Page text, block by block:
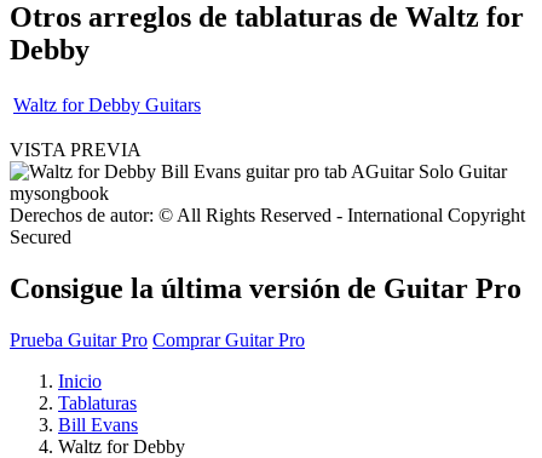
Otros arreglos de tablaturas de Waltz for
Debby
Waltz for Debby Guitars
VISTA PREVIA
Derechos de autor: © All Rights Reserved - International Copyright
Secured
Consigue la última versión de Guitar Pro
Prueba Guitar Pro Comprar Guitar Pro
Inicio
Tablaturas
Bill Evans
Waltz for Debby